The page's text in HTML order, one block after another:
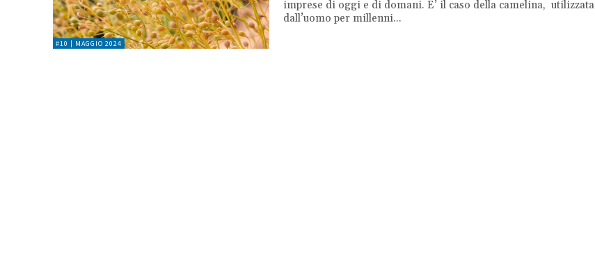
#10 | MAGGIO 2024
imprese di oggi e di domani. E’ il caso della camelina, utilizzata
dall’uomo per millenni...